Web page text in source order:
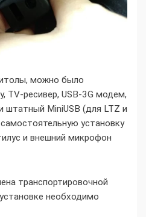
можно было
TV-ресивер, USB-3G модем,
штатный MiniUSB (для LTZ и
установку
и внешний микрофон
транспортировочной
необходимо